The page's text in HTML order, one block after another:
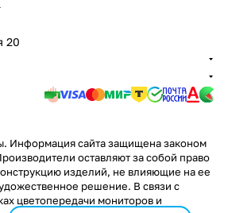
20
Информация сайта защищена законом
оставляют за собой право
изделий, не влияющие на ее
решение. В связи с
цветопередачи мониторов и